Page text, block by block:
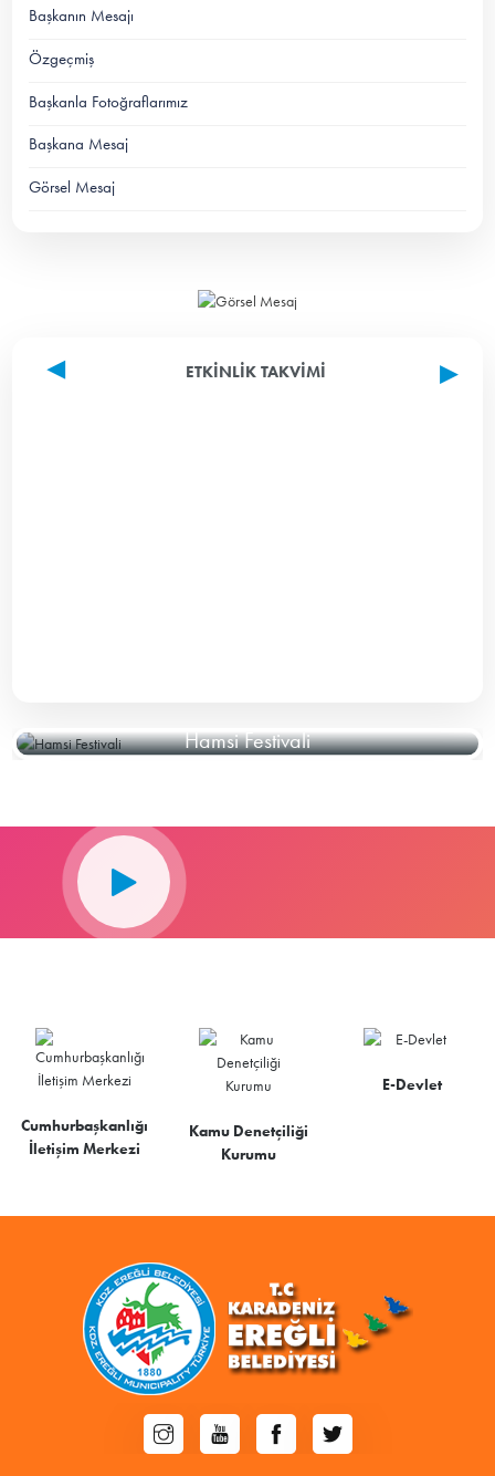
Başkanın Mesajı
Özgeçmiş
Başkanla Fotoğraflarımız
Başkana Mesaj
Görsel Mesaj
ETKINLIK TAKVIMI
Hamsi Festivali
Cumhurbaşkanlığı
İletişim Merkezi
Kamu Denetçiliği
Kurumu
E-Devlet